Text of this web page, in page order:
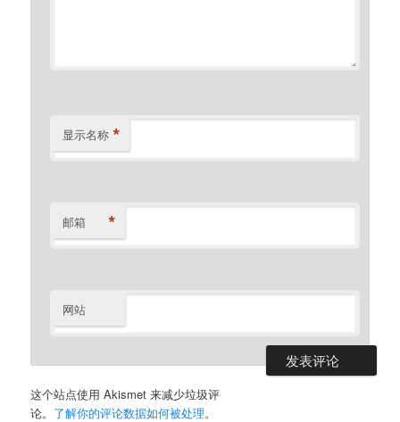
显示名称 *
邮箱 *
网站
这个站点使用 Akismet 来减少垃圾评
论。 了解你的评论数据如何被处理。